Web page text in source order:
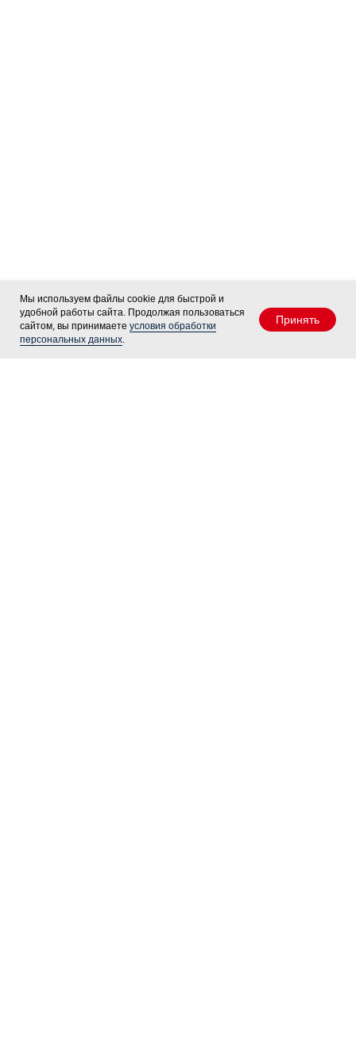
Мы используем файлы cookie для быстрой и
удобной работы сайта. Продолжая пользоваться
сайтом, вы принимаете условия обработки
персональных данных.
Принять